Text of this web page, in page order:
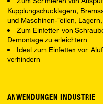
Kupplungsdrucklagern,
und Maschinen-Teilen,
Zum Einfetten von
Demontage zu erleichtern
Ideal zum Einfetten von
verhindern
ANWENDUNGEN INDUSTRIE